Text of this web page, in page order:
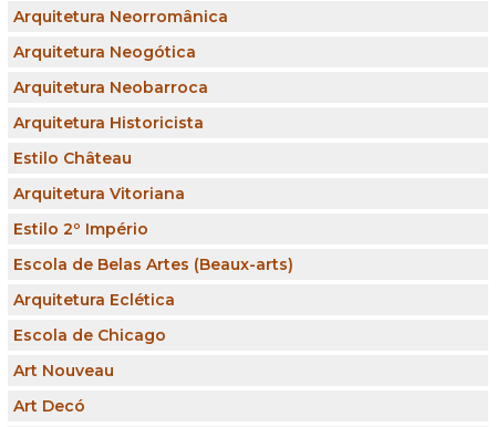
Arquitetura Neorromânica
Arquitetura Neogótica
Arquitetura Neobarroca
Arquitetura Historicista
Estilo Château
Arquitetura Vitoriana
Estilo 2º Império
Escola de Belas Artes (Beaux-arts)
Arquitetura Eclética
Escola de Chicago
Art Nouveau
Art Decó